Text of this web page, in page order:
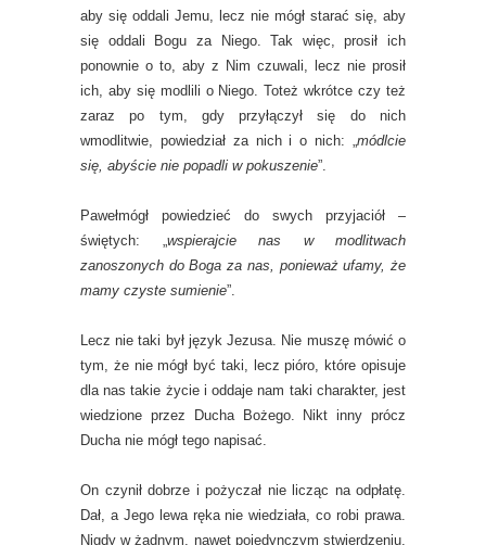
aby się oddali Jemu, lecz nie mógł starać się, aby
się oddali Bogu za Niego. Tak więc, prosił ich
ponownie o to, aby z Nim czuwali, lecz nie prosił
ich, aby się modlili o Niego. Toteż wkrótce czy też
zaraz po tym, gdy przyłączył się do nich
wmodlitwie, powiedział za nich i o nich: „módlcie
się, abyście nie popadli w pokuszenie”.
Pawełmógł powiedzieć do swych przyjaciół –
świętych: „wspierajcie nas w modlitwach
zanoszonych do Boga za nas, ponieważ ufamy, że
mamy czyste sumienie”.
Lecz nie taki był język Jezusa. Nie muszę mówić o
tym, że nie mógł być taki, lecz pióro, które opisuje
dla nas takie życie i oddaje nam taki charakter, jest
wiedzione przez Ducha Bożego. Nikt inny prócz
Ducha nie mógł tego napisać.
On czynił dobrze i pożyczał nie licząc na odpłatę.
Dał, a Jego lewa ręka nie wiedziała, co robi prawa.
Nigdy w żadnym, nawet pojedynczym stwierdzeniu,